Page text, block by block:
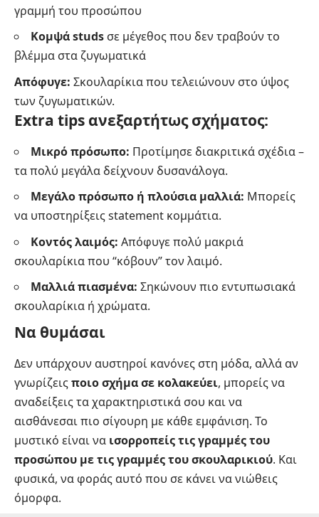
γραμμή του προσώπου
Κομψά studs σε μέγεθος που δεν τραβούν το
βλέμμα στα ζυγωματικά
Απόφυγε: Σκουλαρίκια που τελειώνουν στο ύψος
των ζυγωματικών.
Extra tips ανεξαρτήτως σχήματος:
Μικρό πρόσωπο: Προτίμησε διακριτικά σχέδια –
τα πολύ μεγάλα δείχνουν δυσανάλογα.
Μεγάλο πρόσωπο ή πλούσια μαλλιά: Μπορείς
να υποστηρίξεις statement κομμάτια.
Κοντός λαιμός: Απόφυγε πολύ μακριά
σκουλαρίκια που “κόβουν” τον λαιμό.
Μαλλιά πιασμένα: Σηκώνουν πιο εντυπωσιακά
σκουλαρίκια ή χρώματα.
Να θυμάσαι
Δεν υπάρχουν αυστηροί κανόνες στη μόδα, αλλά αν
γνωρίζειςποιο σχήμα σε κολακεύει, μπορείς να
αναδείξεις τα χαρακτηριστικά σου και να
αισθάνεσαι πιο σίγουρη με κάθε εμφάνιση. Το
μυστικό είναι να ισορροπείς τις γραμμές του
προσώπου με τις γραμμές του σκουλαρικιού. Και
φυσικά, να φοράς αυτό που σε κάνει να νιώθεις
όμορφα.